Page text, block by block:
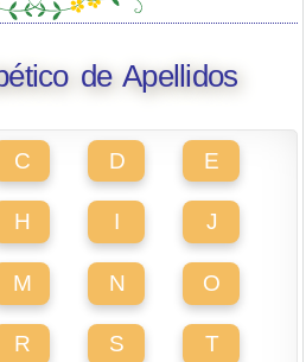
de Apellidos
C D E
H I J
M N O
R S T